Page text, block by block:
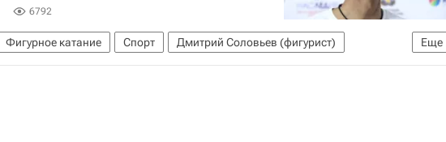
6792
Еще
Фигурное катание Спорт
Дмитрий Соловьев (фигурист)